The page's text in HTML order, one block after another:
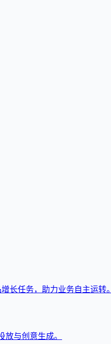
长任务，助力业务自主运转。
与创意生成。